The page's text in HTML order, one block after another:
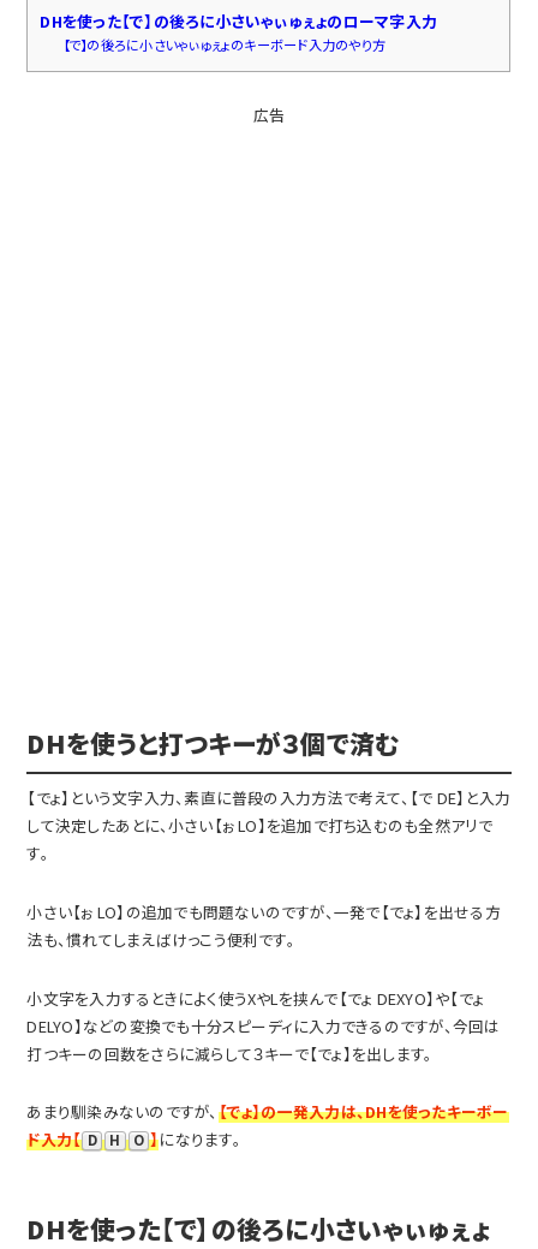
DHを使った【で】の後ろに小さいゃぃゅぇょのローマ字入力
【で】の後ろに小さいゃぃゅぇょのキーボード入力のやり方
広告
DHを使うと打つキーが３個で済む
【でょ】という文字入力、素直に普段の入力方法で考えて、【で DE】と入力
して決定したあとに、小さい【ぉ LO】を追加で打ち込むのも全然アリで
す。
小さい【ぉ LO】の追加でも問題ないのですが、一発で【でょ】を出せる方
法も、慣れてしまえばけっこう便利です。
小文字を入力するときによく使うXやLを挟んで【でょ DEXYO】や【でょ
DELYO】などの変換でも十分スピーディに入力できるのですが、今回は
打つキーの回数をさらに減らして３キーで【でょ】を出します。
あまり馴染みないのですが、 【でょ】の一発入力は、DHを使ったキーボー
ド入力【 D H O 】になります。
DHを使った【で】の後ろに小さいゃぃゅぇょ